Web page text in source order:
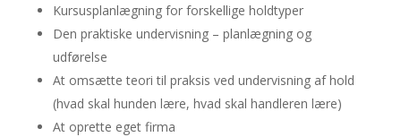
Kursusplanlægning for forskellige holdtyper
Den praktiske undervisning – planlægning og
udførelse
At omsætte teori til praksis ved undervisning af hold
(hvad skal hunden lære, hvad skal handleren lære)
At oprette eget firma